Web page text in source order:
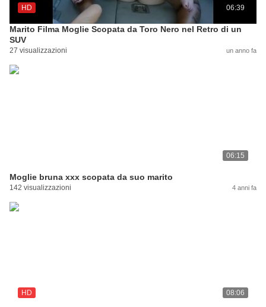
HD 06:39
Marito Filma Moglie Scopata da Toro Nero nel Retro di un
SUV
27 visualizzazioni un anno fa
06:15
Moglie bruna xxx scopata da suo marito
142 visualizzazioni 4 anni fa
HD 08:06